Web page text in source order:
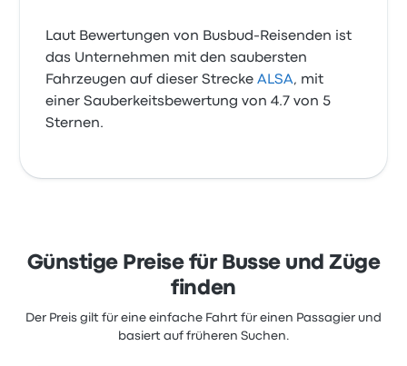
Laut Bewertungen von Busbud-Reisenden ist
das Unternehmen mit den saubersten
Fahrzeugen auf dieser StreckeALSA, mit
einer Sauberkeitsbewertung von 4.7 von 5
Sternen.
Günstige Preise für Busse und Züge
finden
Der Preis gilt für eine einfache Fahrt für einen Passagier und
basiert auf früheren Suchen.